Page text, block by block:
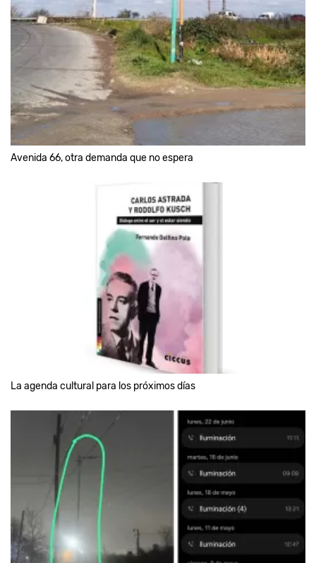
Avenida 66, otra demanda que no espera
La agenda cultural para los próximos días